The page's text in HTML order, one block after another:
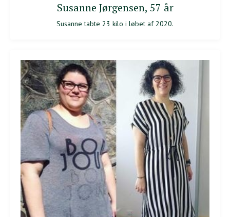
Susanne Jørgensen, 57 år
Susanne tabte 23 kilo i løbet af 2020.